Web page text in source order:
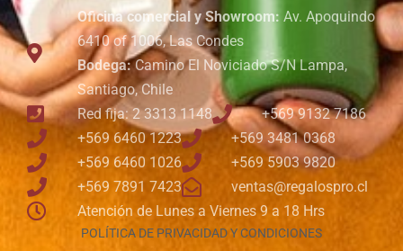
Oficina comercial y Showroom: Av. Apoquindo
6410 of 1006, Las Condes
Bodega:Camino El Noviciado S/N Lampa,
Santiago, Chile
Red fija: 2 3313 1148
+569 9132 7186
+569 6460 1223
+569 3481 0368
+569 6460 1026
+569 5903 9820
+569 7891 7423
ventas@regalospro.cl
Atención de Lunes a Viernes 9 a 18 Hrs
POLÍTICA DE PRIVACIDAD Y CONDICIONES